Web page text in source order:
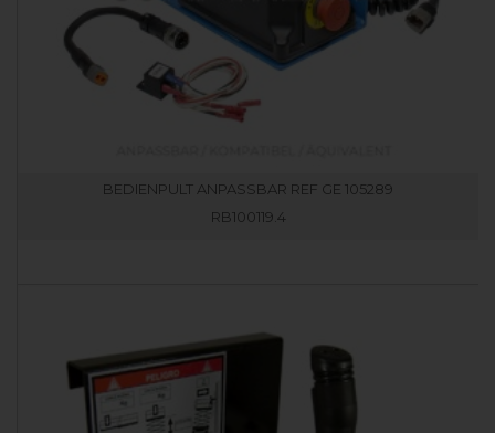
BEDIENPULT ANPASSBAR REF GE 105289
RB100119.4